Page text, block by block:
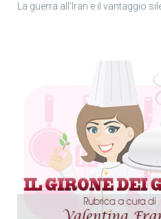
La guerra all’Iran e il vantaggio